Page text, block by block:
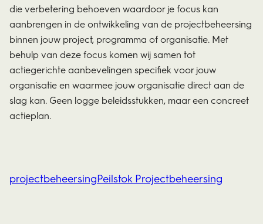
die verbetering behoeven waardoor je focus kan
aanbrengen in de ontwikkeling van de projectbeheersing
binnen jouw project, programma of organisatie. Met
behulp van deze focus komen wij samen tot
actiegerichte aanbevelingen specifiek voor jouw
organisatie en waarmee jouw organisatie direct aan de
slag kan. Geen logge beleidsstukken, maar een concreet
actieplan.
projectbeheersingPeilstok Projectbeheersing